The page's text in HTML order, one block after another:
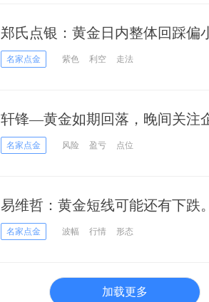
郑氏点银：黄金日内整体回踩偏
稳名家点金 紫色 利空 走法
轩锋—黄金如期回落，晚间关注
名家点金 风险 盈亏 点位
易维哲：黄金短线可能还有下跌
名家点金 波幅 行情 形态
加载更多